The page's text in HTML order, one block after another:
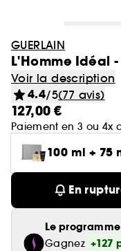
GUERLAIN
L'Homme Idéal
Voir la description
4.4/5(77 avis)
127,00 €
Paiement en 3 ou 4x
100 ml + 75
En
Le programme
Gagnez +127